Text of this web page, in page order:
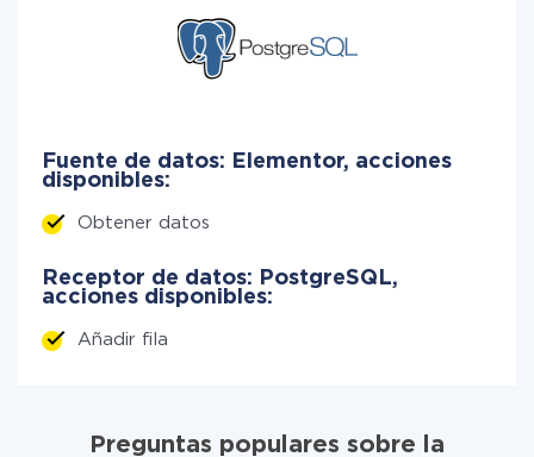
Fuente de datos: Elementor, acciones
disponibles:
Obtener datos
Receptor de datos: PostgreSQL,
acciones disponibles:
Añadir fila
Preguntas populares sobre la